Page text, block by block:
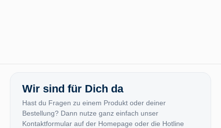
Wir sind für Dich da
Hast du Fragen zu einem Produkt oder deiner
Bestellung? Dann nutze ganz einfach unser
Kontaktformular auf der Homepage oder die Hotline